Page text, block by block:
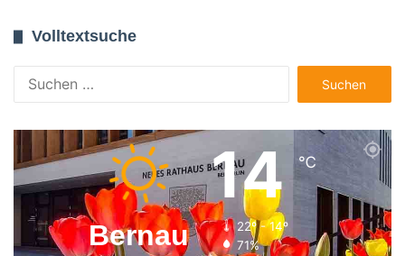
Volltextsuche
nach:
Bernau
14℃
22º - 14º
71%